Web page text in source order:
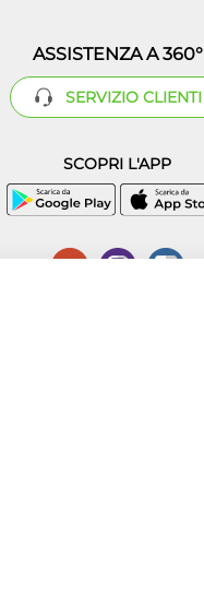
ASSISTENZA A 360°
SERVIZIO CLIENTI
SCOPRI L'APP
Napoli, REA 856312.